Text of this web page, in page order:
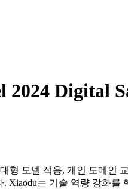
2024 Digital
형 모델 적용, 개인 도메인
Xiaodu는 기술 역량 강화